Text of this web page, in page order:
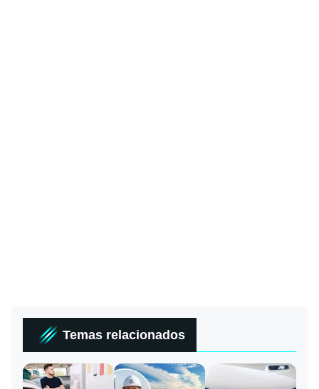
Temas relacionados